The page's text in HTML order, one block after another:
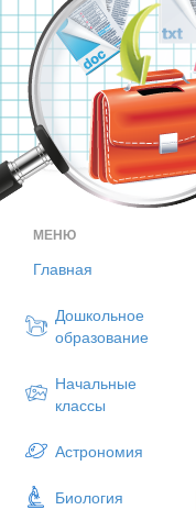
МЕНЮ
Главная
Дошкольное
образование
Начальные
классы
Астрономия
Биология